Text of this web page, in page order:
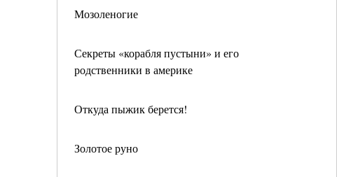
Мозоленогие
Секреты «корабля пустыни» и его
родственники в америке
Откуда пыжик берется!
Золотое руно